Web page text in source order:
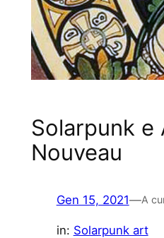
Solarpunk e
Nouveau
Gen 15, 2021—A
in: Solarpunk art